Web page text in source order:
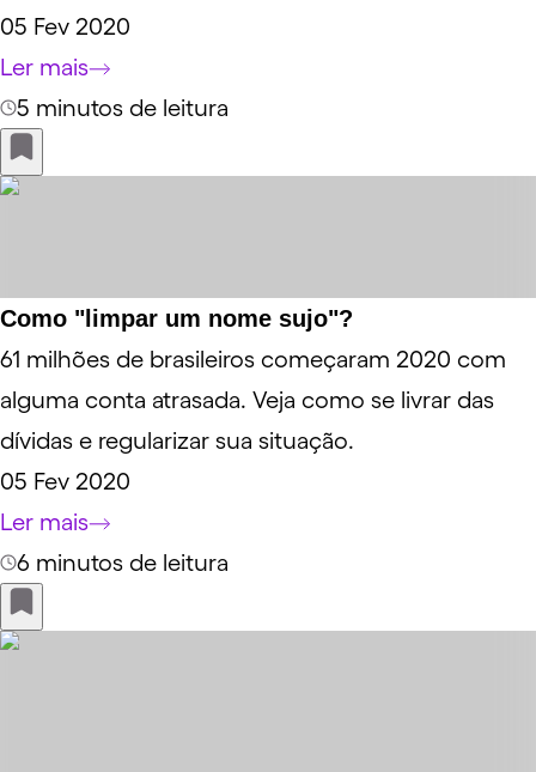
05 Fev 2020
Ler mais
5 minutos de leitura
Como "limpar um nome sujo"?
61 milhões de brasileiros começaram 2020 com
alguma conta atrasada. Veja como se livrar das
dívidas e regularizar sua situação.
05 Fev 2020
Ler mais
6 minutos de leitura